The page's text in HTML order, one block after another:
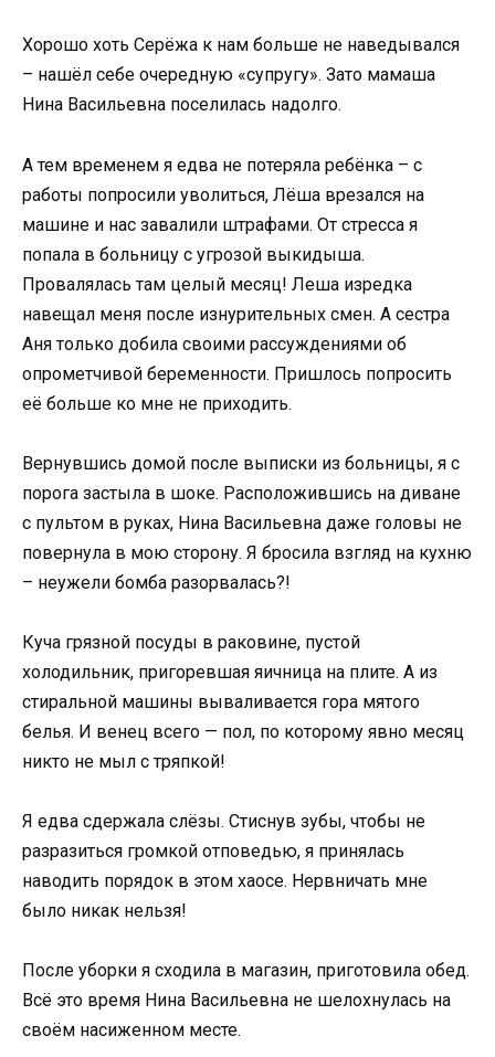
Хорошо хоть Серёжа к нам больше не наведывался
– нашёл себе очередную «супругу». Зато мамаша
Нина Васильевна поселилась надолго.
А тем временем я едва не потеряла ребёнка – с
работы попросили уволиться, Лёша врезался на
машине и нас завалили штрафами. От стресса я
попала в больницу с угрозой выкидыша.
Провалялась там целый месяц! Леша изредка
навещал меня после изнурительных смен. А сестра
Аня только добила своими рассуждениями об
опрометчивой беременности. Пришлось попросить
её больше ко мне не приходить.
Вернувшись домой после выписки из больницы, я с
порога застыла в шоке. Расположившись на диване
с пультом в руках, Нина Васильевна даже головы не
повернула в мою сторону. Я бросила взгляд на кухню
– неужели бомба разорвалась?!
Куча грязной посуды в раковине, пустой
холодильник, пригоревшая яичница на плите. А из
стиральной машины вываливается гора мятого
белья. И венец всего — пол, по которому явно месяц
никто не мыл с тряпкой!
Я едва сдержала слёзы. Стиснув зубы, чтобы не
разразиться громкой отповедью, я принялась
наводить порядок в этом хаосе. Нервничать мне
было никак нельзя!
После уборки я сходила в магазин, приготовила обед.
Всё это время Нина Васильевна не шелохнулась на
своём насиженном месте.